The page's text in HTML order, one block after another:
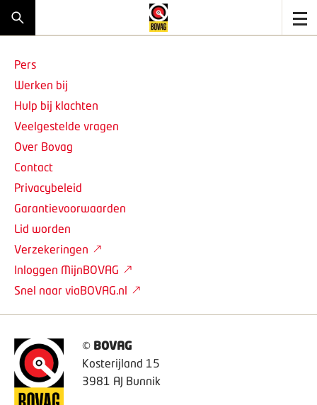
© BOVAG
Kosterijland 15
3981 AJ Bunnik
Pers
Werken bij
Hulp bij klachten
Veelgestelde vragen
Over Bovag
Contact
Privacybeleid
Garantievoorwaarden
Lid worden
Verzekeringen
Inloggen MijnBOVAG
Snel naar viaBOVAG.nl